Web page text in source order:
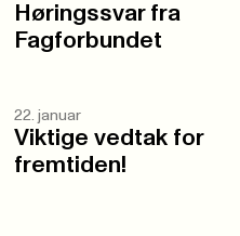
Høringssvar fra
Fagforbundet
22. januar
Viktige vedtak for
fremtiden!